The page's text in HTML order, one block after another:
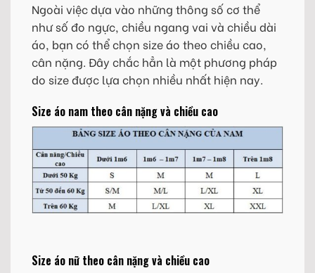
Ngoài việc dựa vào những thông số cơ thể
như số đo ngực, chiều ngang vai và chiều dài
áo, bạn có thể chọn size áo theo chiều cao,
cân nặng. Đây chắc hẳn là một phương pháp
do size được lựa chọn nhiều nhất hiện nay.
Size áo nam theo cân nặng và chiều cao
Size áo nữ theo cân nặng và chiều cao